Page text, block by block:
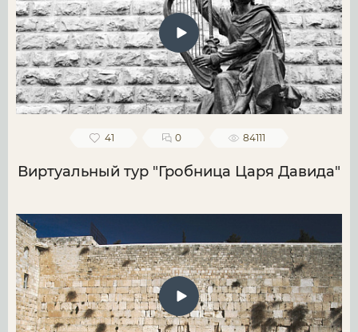
41 0 84111
Виртуальный тур "Гробница Царя Давида"